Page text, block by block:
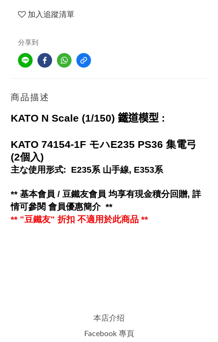
加入追蹤清單
分享到
商品描述
KATO N Scale (1/150) 鐵道模型 :
KATO 74154-1F モハE235 PS36 集電弓
(2個入)
主な使用形式: E235系 山手線, E353系
** 基本會員 / 豆鐵友會員 均享有現金積分回贈, 詳
情可參閱 會員優惠簡介 **
** "豆鐵友" 折扣 不適用於此商品 **
本店介绍
Facebook 專頁